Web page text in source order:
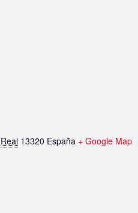
13320 España + Google Map